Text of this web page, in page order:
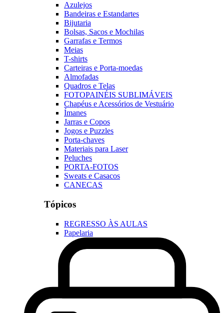
Azulejos
Bandeiras e Estandartes
Bijutaria
Bolsas, Sacos e Mochilas
Garrafas e Termos
Meias
T-shirts
Carteiras e Porta-moedas
Almofadas
Quadros e Telas
FOTOPAINÉIS SUBLIMÁVEIS
Chapéus e Acessórios de Vestuário
Ímanes
Jarras e Copos
Jogos e Puzzles
Porta-chaves
Materiais para Laser
Peluches
PORTA-FOTOS
Sweats e Casacos
CANECAS
Tópicos
REGRESSO ÀS AULAS
Papelaria